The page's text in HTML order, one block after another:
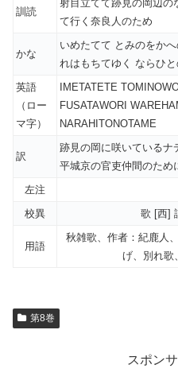
訓読
射目立てて跡見の岡辺の
て行く奈良人のため
かな
いめたてて とみのをか
れはもちてゆく ならひ
英語
（ロー
マ字）
IMETATETE
FUSATAWORI
NARAHITONOTAME
訳
跡見の岡に咲いているナ
平城京の官吏仲間のため
左注
校異
歌 [西]
用語
秋雑歌、作者：紀鹿人
げ、別れ歌
第8巻
スポン